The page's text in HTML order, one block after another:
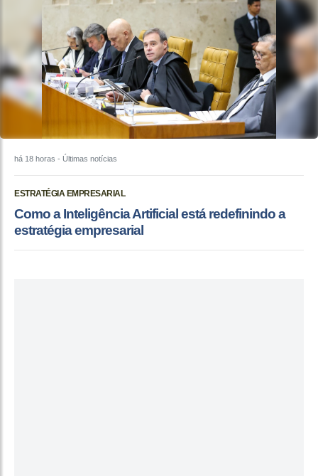
há 18 horas - Últimas notícias
ESTRATÉGIA EMPRESARIAL
Como a Inteligência Artificial está redefinindo a
estratégia empresarial